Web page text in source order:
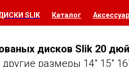
SLIK Каталог
дисков Slik 20
другие размеры 14" 15"